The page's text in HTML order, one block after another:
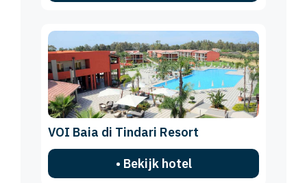
VOI Baia di Tindari Resort
• Bekijk hotel